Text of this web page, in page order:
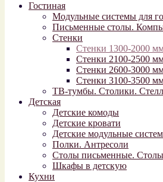
Гостиная
Модульные системы для
Письменные столы.
Стенки
Стенки 1300-2000
Стенки 2100-2500
Стенки 2600-3000
Стенки 3100-3500
ТВ-тумбы. Столики.
Детская
Детские комоды
Детские кровати
Детские модульные
Полки. Антресоли
Столы письменные.
Шкафы в детскую
Кухни